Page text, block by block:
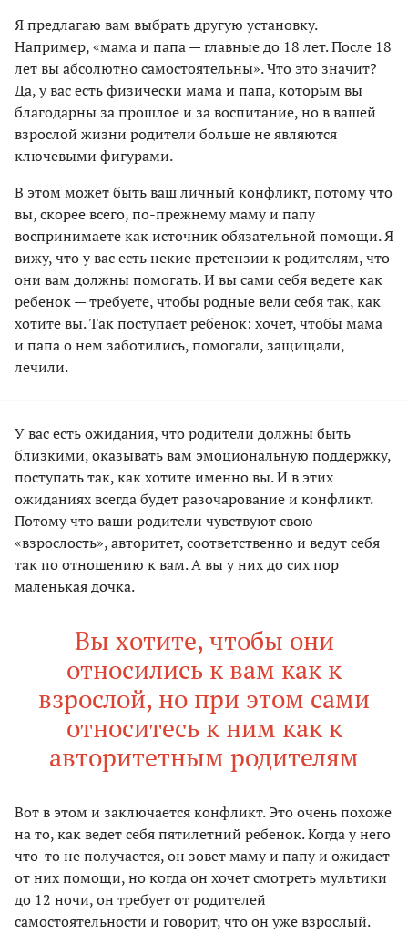
Я предлагаю вам выбрать другую установку.
Например, «мама и папа — главные до 18 лет. После 18
лет вы абсолютно самостоятельны». Что это значит?
Да, у вас есть физически мама и папа, которым вы
благодарны за прошлое и за воспитание, но в вашей
взрослой жизни родители больше не являются
ключевыми фигурами.
В этом может быть ваш личный конфликт, потому что
вы, скорее всего, по-прежнему маму и папу
воспринимаете как источник обязательной помощи. Я
вижу, что у вас есть некие претензии к родителям, что
они вам должны помогать. И вы сами себя ведете как
ребенок — требуете, чтобы родные вели себя так, как
хотите вы. Так поступает ребенок: хочет, чтобы мама
и папа о нем заботились, помогали, защищали,
лечили.
У вас есть ожидания, что родители должны быть
близкими, оказывать вам эмоциональную поддержку,
поступать так, как хотите именно вы. И в этих
ожиданиях всегда будет разочарование и конфликт.
Потому что ваши родители чувствуют свою
«взрослость», авторитет, соответственно и ведут себя
так по отношению к вам. А вы у них до сих пор
маленькая дочка.
Вы хотите, чтобы они
относились к вам как к
взрослой, но при этом сами
относитесь к ним как к
авторитетным родителям
Вот в этом и заключается конфликт. Это очень похоже
на то, как ведет себя пятилетний ребенок. Когда у него
что-то не получается, он зовет маму и папу и ожидает
от них помощи, но когда он хочет смотреть мультики
до 12 ночи, он требует от родителей
самостоятельности и говорит, что он уже взрослый.